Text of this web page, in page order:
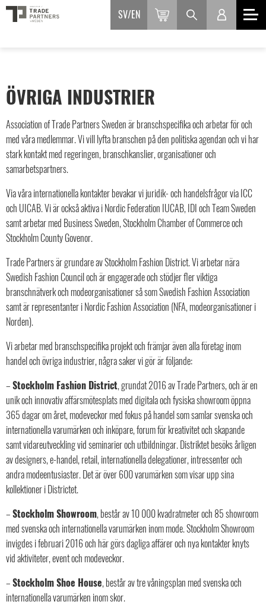
SV EN
ÖVRIGA INDUSTRIER
Association of Trade Partners Sweden är branschspecifika och arbetar för och
med våra medlemmar. Vi vill lyfta branschen på den politiska agendan och vi har
stark kontakt med regeringen, branschkanslier, organisationer och
samarbetspartners.
Via våra internationella kontakter bevakar vi juridik- och handelsfrågor via ICC
och UICAB. Vi är också aktiva i Nordic Federation IUCAB, IDI och Team Sweden
samt arbetar med Business Sweden, Stockholm Chamber of Commerce och
Stockholm County Govenor.
Trade Partners är grundare av Stockholm Fashion District. Vi arbetar nära
Swedish Fashion Council och är engagerade och stödjer fler viktiga
branschnätverk och modeorganisationer så som Swedish Fashion Association
samt är representanter i Nordic Fashion Association (NFA, modeorganisationer i
Norden).
Vi arbetar med branschspecifika projekt och främjar även alla företag inom
handel och övriga industrier, några saker vi gör är följande:
–Stockholm Fashion District, grundat 2016 av Trade Partners, och är en
unik och innovativ affärsmötesplats med digitala och fysiska showroom öppna
365 dagar om året, modeveckor med fokus på handel som samlar svenska och
internationella varumärken och inköpare, forum för kreativitet och skapande
samt vidareutveckling vid seminarier och utbildningar. Distriktet besöks årligen
av designers, e-handel, retail, internationella delegationer, intressenter och
andra modeentusiaster. Det är över 600 varumärken som visar upp sina
kollektioner i Districtet.
–Stockholm Showroom, består av 10 000 kvadratmeter och 85 showroom
med svenska och internationella varumärken inom mode. Stockholm Showroom
invigdes i februari 2016 och här görs dagliga affärer och nya kontakter knyts
vid aktiviteter, event och modeveckor.
–Stockholm Shoe House, består av tre våningsplan med svenska och
internationella varumärken inom skor.